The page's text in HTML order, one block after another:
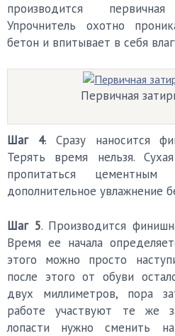
производится
Упрочнитель охотно
бетон и впитывает в себя
Первичная
Шаг 4. Сразу наносится
Терять время нельзя.
пропитаться цементным
дополнительное увлажнение
Шаг 5. Производится
Время ее начала
этого можно просто
после этого от обуви
двух миллиметров, пора
работе участвуют те же
лопасти нужно сменить